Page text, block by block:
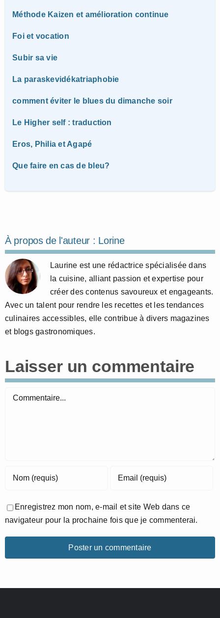
Méthode Kaizen et amélioration continue
Foi et vocation
Subir sa vie
La paraskevidékatriaphobie
comment éviter le blues du dimanche soir
Le Higher self : traduction
Eros, Philia et Agapé
Que faire en cas de bleu?
À propos de l'auteur : Lorine
Laurine est une rédactrice spécialisée dans
la cuisine, alliant passion et expertise pour
créer des contenus savoureux et engageants.
Avec un talent pour rendre les recettes et les tendances
culinaires accessibles, elle contribue à divers magazines
et blogs gastronomiques.
Laisser un commentaire
Commentaire
Enregistrez mon nom, e-mail et site Web dans ce
navigateur pour la prochaine fois que je commenterai.